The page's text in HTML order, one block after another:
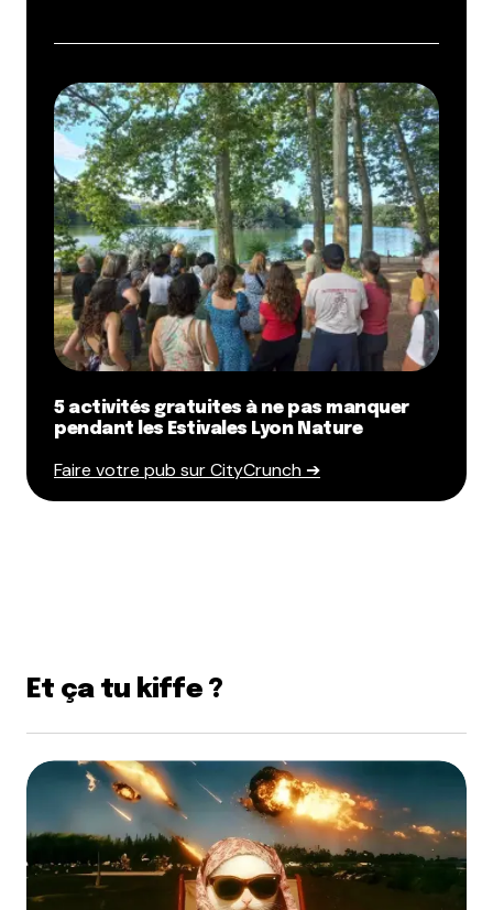
5 activités gratuites à ne pas manquer
pendant les Estivales Lyon Nature
Faire votre pub sur CityCrunch ➔
Et ça tu kiffe ?